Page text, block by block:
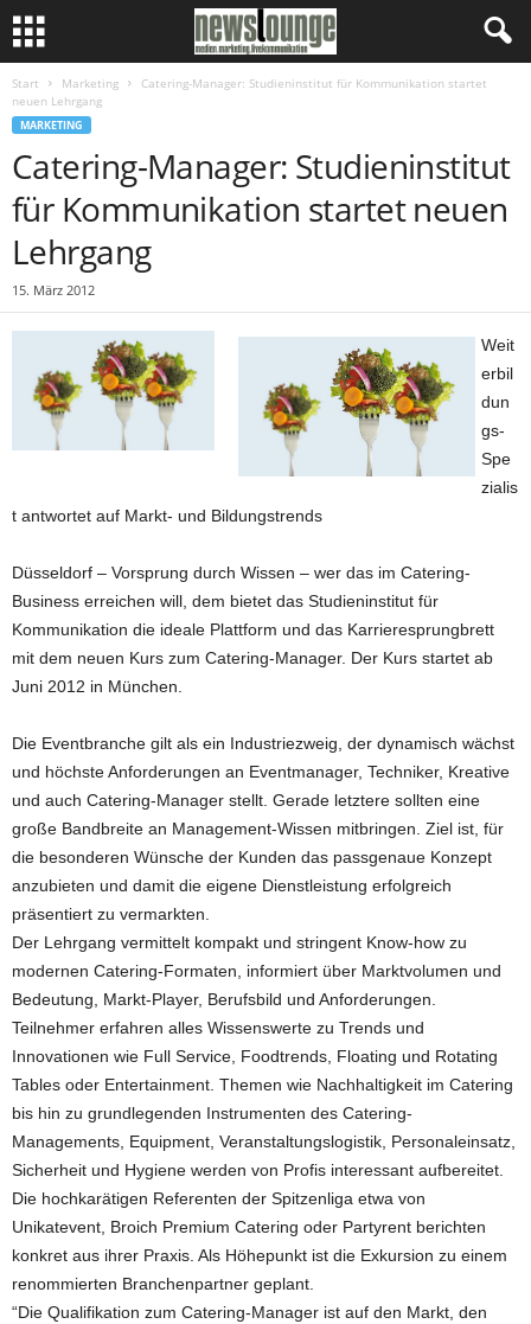
Start Marketing
Catering-Manager: Studieninstitut für Kommunikation startet
neuen Lehrgang
MARKETING
Catering-Manager: Studieninstitut
für Kommunikation startet neuen
Lehrgang
15. März 2012
Weit
erbil
dun
gs-
Spe
zialis
t antwortet auf Markt- und Bildungstrends
Düsseldorf – Vorsprung durch Wissen – wer das im Catering-
Business erreichen will, dem bietet das Studieninstitut für
Kommunikation die ideale Plattform und das Karrieresprungbrett
mit dem neuen Kurs zum Catering-Manager. Der Kurs startet ab
Juni 2012 in München.
Die Eventbranche gilt als ein Industriezweig, der dynamisch wächst
und höchste Anforderungen an Eventmanager, Techniker, Kreative
und auch Catering-Manager stellt. Gerade letztere sollten eine
große Bandbreite an Management-Wissen mitbringen. Ziel ist, für
die besonderen Wünsche der Kunden das passgenaue Konzept
anzubieten und damit die eigene Dienstleistung erfolgreich
präsentiert zu vermarkten.
Der Lehrgang vermittelt kompakt und stringent Know-how zu
modernen Catering-Formaten, informiert über Marktvolumen und
Bedeutung, Markt-Player, Berufsbild und Anforderungen.
Teilnehmer erfahren alles Wissenswerte zu Trends und
Innovationen wie Full Service, Foodtrends, Floating und Rotating
Tables oder Entertainment. Themen wie Nachhaltigkeit im Catering
bis hin zu grundlegenden Instrumenten des Catering-
Managements, Equipment, Veranstaltungslogistik, Personaleinsatz,
Sicherheit und Hygiene werden von Profis interessant aufbereitet.
Die hochkarätigen Referenten der Spitzenliga etwa von
Unikatevent, Broich Premium Catering oder Partyrent berichten
konkret aus ihrer Praxis. Als Höhepunkt ist die Exkursion zu einem
renommierten Branchenpartner geplant.
“Die Qualifikation zum Catering-Manager ist auf den Markt, den